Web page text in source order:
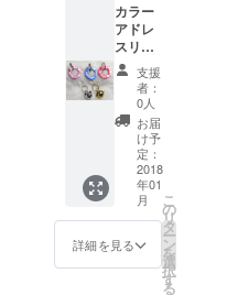
子札を200個
販売達成し
ました。
http://www.p
etmedal.net/
サイトは単
独で作りま
した。アク
セス数32
万、お客様
の声280名以
カラー
アドレ
スリン
グ
（レッ
ド、ブ
ルー、
ピンク
選択で
きま
す）Ｍ
サイズ
単品＋
犬鈴か
猫鈴1個
支援
者：
0人
お届
け予
定：
2018
年01
月
詳細を見る
こ
の
リ
タ
ー
ン
を
選
択
す
る